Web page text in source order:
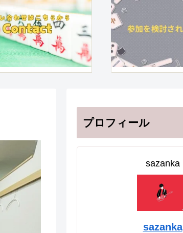
プロフィール
sazanka
sazanka